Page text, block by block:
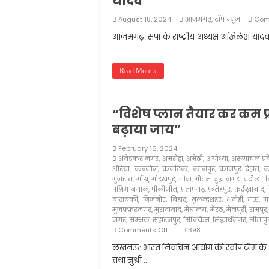
मीना कुमारी: पाकीज़ा
सरकार नहीं चाहती
August 18, 2024 आज़मगढ़,टॉप न्यूज़
आज़मगढ़। सपा के राष्ट्रीय अध्यक्ष अखिलेश
…
Read More »
“विशेष प्लान तैयार कर कम
बढ़ाया जाय”
February 16, 2024
अंबेडकर नगर, अमरोहा, अमेठी, अयोध्या, अरुणाचल
औरैया, कन्नौज,कर्नाटक, कानपुर,कानपुर देहात,
गुजरात,गोंडा,गोरखपुर,गोवा,गौतम बुद्ध नगर,चंदौली,
पश्चिम बंगाल,पीलीभीत, प्रतापगढ़,फ़तेहपुर, फ़र्रूख़ाबाद,
बाराबंकी,बिजनौर,बिहार, बुलन्दशहर, भदोही,मऊ,
मुज़फ़्फ़रनगर,मुरादाबाद,मेघालय,मेरठ,मैनपुरी,रामपुर
नगर,सम्भल,सहारनपुर,सिक्किम,सिद्धार्थनगर,
Comments Off
प्लान
398
लखनऊ: भारत निर्वाचन आयोग की स्वीप टीम के
तथा सुश्री …